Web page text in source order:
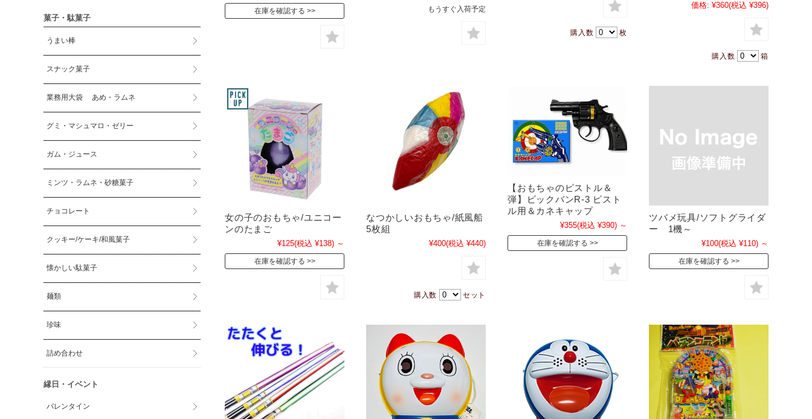
在庫を確認する もうすぐ入荷予定
購入数 枚
価格: ¥360(税込 ¥396)
購入数 箱
女の子のおもちゃ/ユニコー
ンのたまご
¥125(税込 ¥138) ～
在庫を確認する
なつかしいおもちゃ/紙風船
5枚組
¥400(税込 ¥440)
購入数 セット
【おもちゃのピストル＆
弾】ビックバンR-3 ピスト
ル用＆カネキャップ
¥355(税込 ¥390) ～
在庫を確認する
ツバメ玩具/ソフトグライダ
ー 1機～
¥100(税込 ¥110) ～
在庫を確認する
菓子・駄菓子
うまい棒
スナック菓子
業務用大袋 あめ・ラムネ
グミ・マシュマロ・ゼリー
ガム・ジュース
ミンツ・ラムネ・砂糖菓子
チョコレート
クッキー/ケーキ/和風菓子
懐かしい駄菓子
麺類
珍味
詰め合わせ
縁日・イベント
バレンタイン